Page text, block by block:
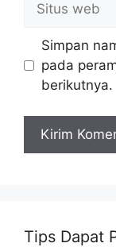
web
Simpan
pada
berikutnya.
Tips Dapat